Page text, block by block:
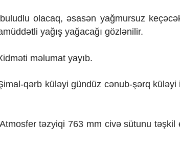
olacaq, əsasən yağmursuz
yağış yağacağı gözlənilir.
məlumat yayıb.
qərb küləyi gündüz cənub-şərq küləyi
təzyiqi 763 mm civə sütunu təşkil